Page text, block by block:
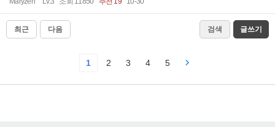
최근 다음 검색 글쓰기
1 2 3 4 5